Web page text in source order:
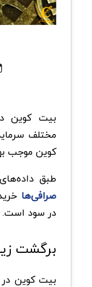
بیت کوین
مختلف
کوین موجب
طبق
صرافی‌ها
در سود است.
برگشت